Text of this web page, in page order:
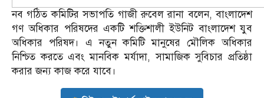
নব গঠিত কমিটির সভাপতি গাজী রুবেল রানা বলেন, বাংলাদেশ
গণ অধিকার পরিষদের একটি শক্তিশালী ইউনিট বাংলাদেশ যুব
অধিকার পরিষদ। এ নতুন কমিটি মানুষের মৌলিক অধিকার
নিশ্চিত করতে এবং মানবিক মর্যাদা, সামাজিক সুবিচার প্রতিষ্ঠা
করার জন্য কাজ করে যাবে।